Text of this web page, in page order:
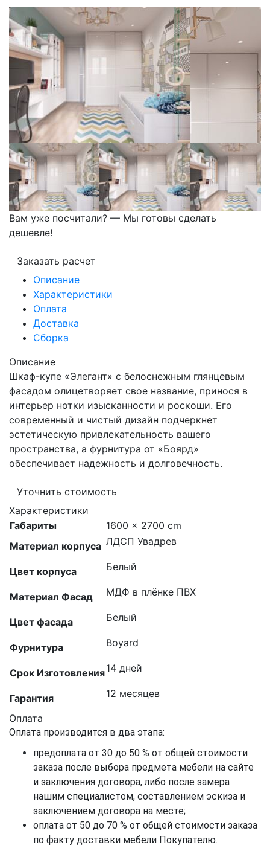
Вам уже посчитали? — Мы готовы сделать
дешевле!
Заказать расчет
Описание
Характеристики
Оплата
Доставка
Сборка
Описание
Шкаф-купе «Элегант» с белоснежным глянцевым
фасадом олицетворяет свое название, принося в
интерьер нотки изысканности и роскоши. Его
современный и чистый дизайн подчеркнет
эстетическую привлекательность вашего
пространства, а фурнитура от «Боярд»
обеспечивает надежность и долговечность.
Уточнить стоимость
Характеристики
Габариты
1600 × 2700 cm
Материал корпуса ЛДСП Увадрев
Цвет корпуса Белый
Материал Фасад МДФ в плёнке ПВХ
Цвет фасада Белый
Фурнитура Boyard
Срок Изготовления14 дней
Гарантия 12 месяцев
Оплата
Оплата производится в два этапа:
предоплата от 30 до 50 % от общей стоимости
заказа после выбора предмета мебели на сайте
и заключения договора, либо после замера
нашим специалистом, составлением эскиза и
заключением договора на месте;
оплата от 50 до 70 % от общей стоимости заказа
по факту доставки мебели Покупателю.